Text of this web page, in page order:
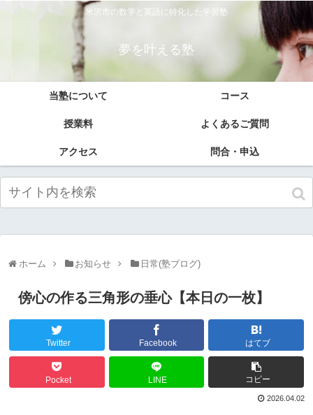
米沢市の数学と英語に特化した学習塾
夢を叶える塾
当塾について コース
授業料 よくあるご質問
アクセス 問合・申込
ホーム お知らせ 日常(塾ブログ)
傍心の作る三角形の垂心【本日の一枚】
Twitter Facebook はてブ
Pocket LINE コピー
2026.04.02